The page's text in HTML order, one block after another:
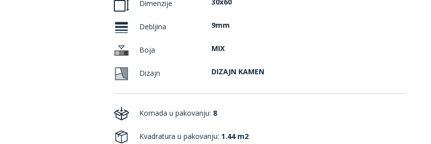
Dimenzije
Debljina 9mm
Boja MIX
Dizajn DIZAJN KAMEN
Komada u pakovanju: 8
Kvadratura u pakovanju: 1.44 m2